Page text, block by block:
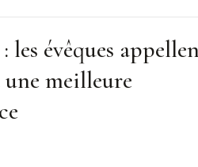
les évêques
meilleure